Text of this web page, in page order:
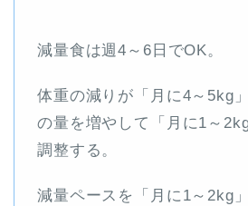
減量食は週4～6日でOK。
体重の減りが「月に4～5kg
の量を増やして「月に1～
調整する。
減量ペースを「月に1～2kg